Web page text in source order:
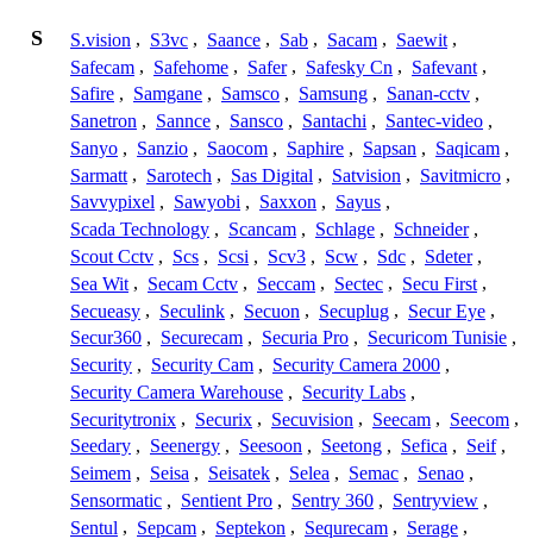
S S.vision , S3vc , Saance , Sab , Sacam , Saewit ,
Safecam , Safehome , Safer , Safesky Cn , Safevant ,
Safire , Samgane , Samsco , Samsung , Sanan-cctv ,
Sanetron , Sannce , Sansco , Santachi , Santec-video ,
Sanyo , Sanzio , Saocom , Saphire , Sapsan , Saqicam ,
Sarmatt , Sarotech , Sas Digital , Satvision , Savitmicro ,
Savvypixel , Sawyobi , Saxxon , Sayus ,
Scada Technology , Scancam , Schlage , Schneider ,
Scout Cctv , Scs , Scsi , Scv3 , Scw , Sdc , Sdeter ,
Sea Wit , Secam Cctv , Seccam , Sectec , Secu First ,
Secueasy , Seculink , Secuon , Secuplug , Secur Eye ,
Secur360 , Securecam , Securia Pro , Securicom Tunisie ,
Security , Security Cam , Security Camera 2000 ,
Security Camera Warehouse , Security Labs ,
Securitytronix , Securix , Secuvision , Seecam , Seecom ,
Seedary , Seenergy , Seesoon , Seetong , Sefica , Seif ,
Seimem , Seisa , Seisatek , Selea , Semac , Senao ,
Sensormatic , Sentient Pro , Sentry 360 , Sentryview ,
Sentul , Sepcam , Septekon , Sequrecam , Serage ,